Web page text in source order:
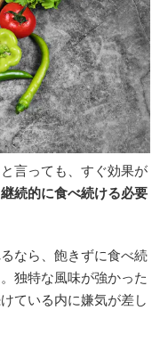
言っても、すぐ効果が
続的に食べ続ける必要
なら、飽きずに食べ続
独特な風味が強かった
ている内に嫌気が差し